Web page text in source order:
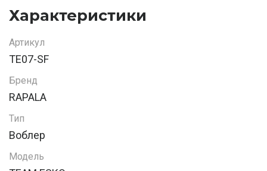
Характеристики
Артикул
TE07-SF
Бренд
RAPALA
Тип
Воблер
Модель